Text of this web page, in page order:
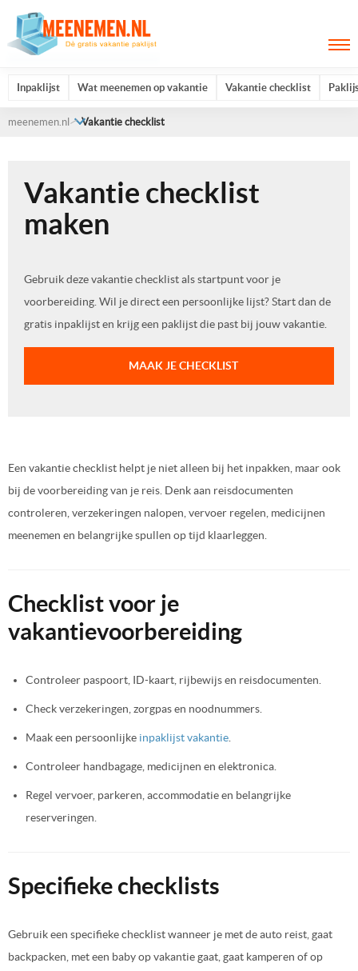
Inpaklijst Wat meenemen op vakantie Vakantie checklist
meenemen.nl Vakantie checklist
Vakantie checklist
maken
Gebruik deze vakantie checklist als startpunt voor je
voorbereiding. Wil je direct een persoonlijke lijst? Start dan de
gratis inpaklijst en krijg een paklijst die past bij jouw vakantie.
MAAK JE CHECKLIST
Een vakantie checklist helpt je niet alleen bij het inpakken, maar ook
bij de voorbereiding van je reis. Denk aan reisdocumenten
controleren, verzekeringen nalopen, vervoer regelen, medicijnen
meenemen en belangrijke spullen op tijd klaarleggen.
Checklist voor je
vakantievoorbereiding
Controleer paspoort, ID-kaart, rijbewijs en reisdocumenten.
Check verzekeringen, zorgpas en noodnummers.
Maak een persoonlijke inpaklijst vakantie
Controleer handbagage, medicijnen en elektronica.
Regel vervoer, parkeren, accommodatie en belangrijke
reserveringen.
Specifieke checklists
Gebruik een specifieke checklist wanneer je met de auto reist, gaat
backpacken, met een baby op vakantie gaat, gaat kamperen of op